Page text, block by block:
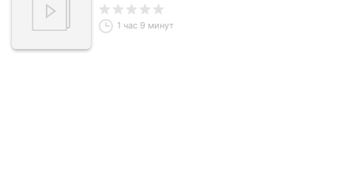
1 час 9 минут